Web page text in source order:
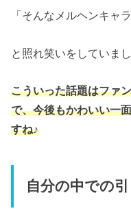
「そんなメルヘンキャラ
と照れ笑いをしていまし
こういった話題はファ
で、今後もかわいい一
すね♪
自分の中での